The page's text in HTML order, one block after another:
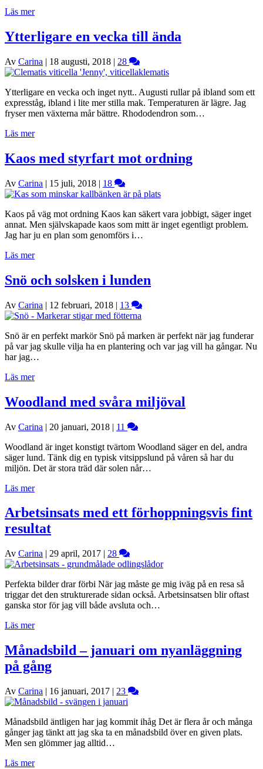
Läs mer
Ytterligare en vecka till ända
Av Carina | 18 augusti, 2018 | 28
Ytterligare en vecka och inget nytt.. Augusti rullar på ibland som ett
expresståg, ibland i lite mer stilla mak. Temperaturen är lägre. Jag
fryser men växterna mår bättre. Rhododendron som…
Läs mer
Kaos med styrfart mot ordning
Av Carina | 15 juli, 2018 | 18
Kaos på väg mot ordning Kaos kan säkert vara jobbigt, säger inget
annat. Men självskapade kaos som mitt är inget egentligt problem.
Jag har ju en plan som genomförs i…
Läs mer
Snö och solsken i lunden
Av Carina | 12 februari, 2018 | 13
Snö är en perfekt markör Snö på marken är perfekt när jag funderar
på var jag skulle vilja ha en plantering och var jag vill ha gångar. Nu
har jag…
Läs mer
Woodland med svåra miljöval
Av Carina | 20 januari, 2018 | 11
Woodland är inget konstigt tvärtom Woodland säger en del, andra
säger lund. Tänk dig en typisk vitsippslund på våren så har du
miljön. Det är stora träd där solen når…
Läs mer
Arbetsinsats med ett förhoppningsvis fint
resultat
Av Carina | 29 april, 2017 | 28
Perfekta bilder drar förbi När jag måste ge mig iväg på en resa så
triggar det den strukturerade sidan också. Arbetsinsatsen blir oftast
ganska stor för jag vill både avsluta och…
Läs mer
Månadsbild – januari om nyanläggning
på gång
Av Carina | 16 januari, 2017 | 23
Månadsbild äntligen har jag kommit ihåg Det är flera år och många
gånger jag tänkt att jag ska ta en månadsbild över en given plats.
Men sen glömmer jag alltid…
Läs mer